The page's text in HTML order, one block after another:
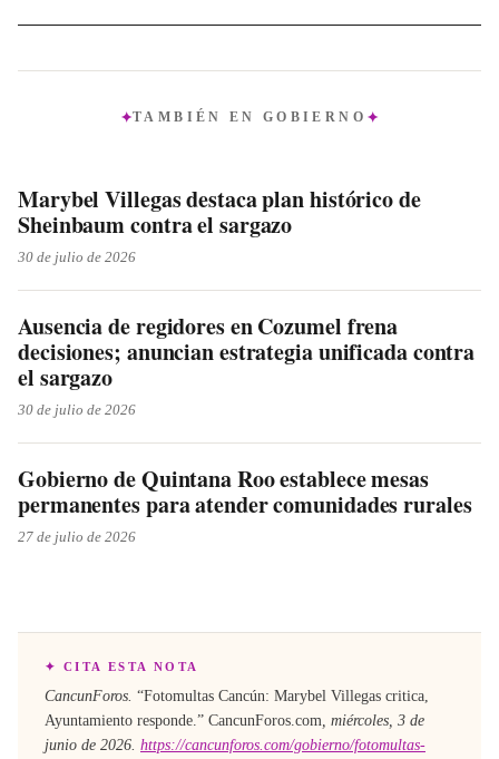
TAMBIÉN ENGOBIERNO
Marybel Villegas destaca plan histórico de
Sheinbaum contra el sargazo
30 de julio de 2026
Ausencia de regidores en Cozumel frena
decisiones; anuncian estrategia unificada contra
el sargazo
30 de julio de 2026
Gobierno de Quintana Roo establece mesas
permanentes para atender comunidades rurales
27 de julio de 2026
✦ CITA ESTA NOTA
CancunForos. “Fotomultas Cancún: Marybel Villegas critica,
Ayuntamiento responde .” CancunForos.com miércoles, 3 de
junio de 2026 https://cancunforos.com/gobierno/fotomultas-